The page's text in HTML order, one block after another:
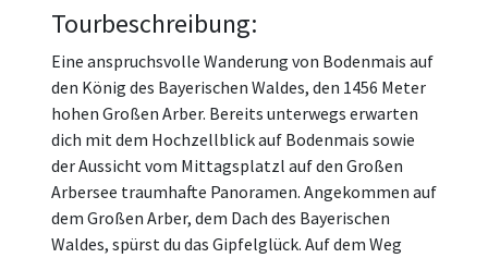
Tourbeschreibung:
Eine anspruchsvolle Wanderung von Bodenmais auf
den König des Bayerischen Waldes, den 1456 Meter
hohen Großen Arber. Bereits unterwegs erwarten
dich mit dem Hochzellblick auf Bodenmais sowie
der Aussicht vom Mittagsplatzl auf den Großen
Arbersee traumhafte Panoramen. Angekommen auf
dem Großen Arber, dem Dach des Bayerischen
Waldes, spürst du das Gipfelglück. Auf dem Weg